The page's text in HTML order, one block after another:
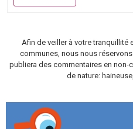
Afin de veiller à votre tranquillité
communes, nous nous
publiera des commentaires en
de nature: